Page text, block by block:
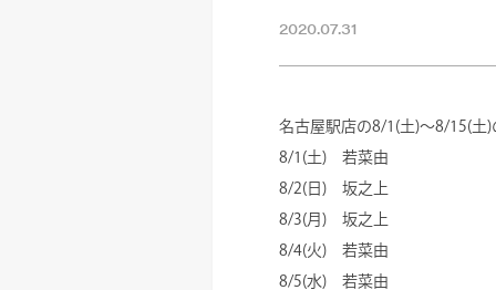
2020.07.31
名古屋駅店の8/1(土)～8/15(土)
8/1(土) 若菜由
8/2(日) 坂之上
8/3(月) 坂之上
8/4(火) 若菜由
8/5(水) 若菜由